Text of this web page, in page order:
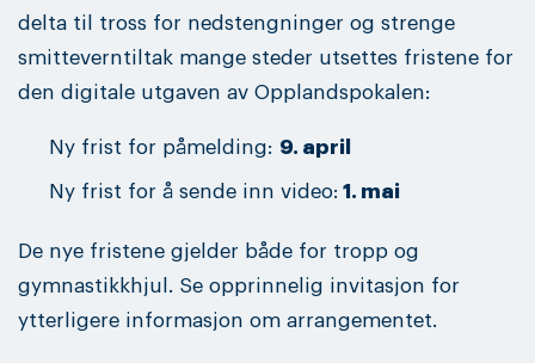
delta til tross for nedstengninger og strenge
smitteverntiltak mange steder utsettes fristene for
den digitale utgaven av Opplandspokalen:
Ny frist for påmelding: 9. april
Ny frist for å sende inn video: 1. mai
De nye fristene gjelder både for tropp og
gymnastikkhjul. Se opprinnelig invitasjon for
ytterligere informasjon om arrangementet.